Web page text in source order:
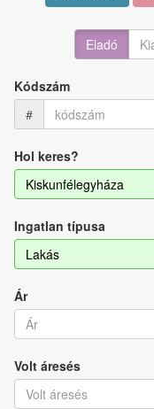
Eladó
Kódszám
#
Hol keres?
Kiskunfélegyháza
Ingatlan típusa
Lakás
Ár
Volt áresés
Volt áresés